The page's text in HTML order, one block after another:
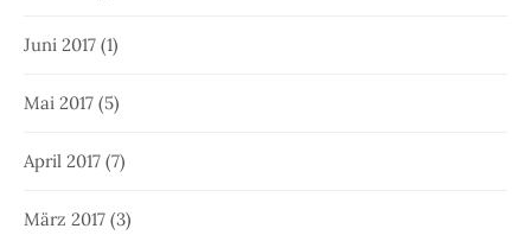
Juni 2017 (1)
Mai 2017 (5)
April 2017 (7)
März 2017 (3)